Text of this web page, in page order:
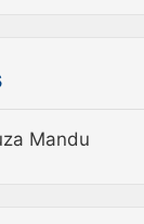
Mandu